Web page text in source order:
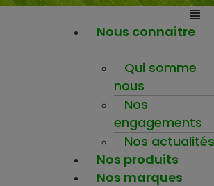
Nous connaitre
Qui somme
nous
Nos
engagements
Nos actualités
Nos produits
Nos marques